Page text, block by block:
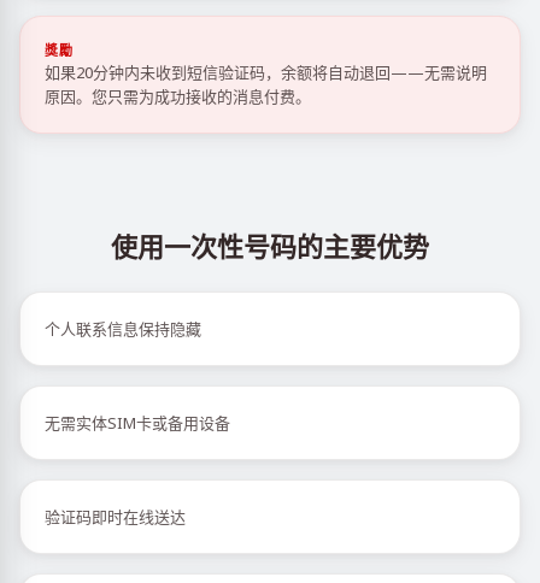
獎勵
如果20分钟内未收到短信验证码，余额将自动退回——无需说明
原因。您只需为成功接收的消息付费。
使用一次性号码的主要优势
个人联系信息保持隐藏
无需实体SIM卡或备用设备
验证码即时在线送达